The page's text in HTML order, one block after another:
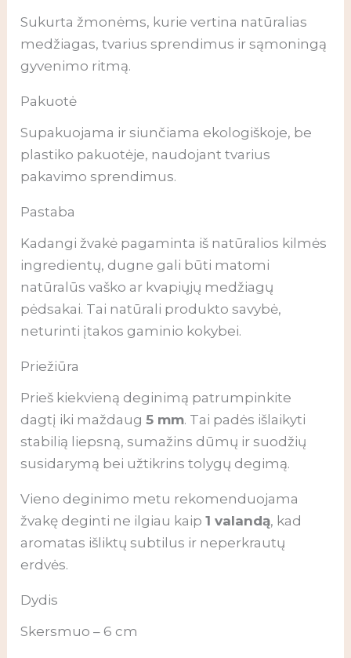
Sukurta žmonėms, kurie vertina natūralias
medžiagas, tvarius sprendimus ir sąmoningą
gyvenimo ritmą.
Pakuotė
Supakuojama ir siunčiama ekologiškoje, be
plastiko pakuotėje, naudojant tvarius
pakavimo sprendimus.
Pastaba
Kadangi žvakė pagaminta iš natūralios kilmės
ingredientų, dugne gali būti matomi
natūralūs vaško ar kvapiųjų medžiagų
pėdsakai. Tai natūrali produkto savybė,
neturinti įtakos gaminio kokybei.
Priežiūra
Prieš kiekvieną deginimą patrumpinkite
dagtį iki maždaug5 mm. Tai padės išlaikyti
stabilią liepsną, sumažins dūmų ir suodžių
susidarymą bei užtikrins tolygų degimą.
Vieno deginimo metu rekomenduojama
žvakę deginti ne ilgiau kaip1 valandą, kad
aromatas išliktų subtilus ir neperkrautų
erdvės.
Dydis
Skersmuo – 6 cm